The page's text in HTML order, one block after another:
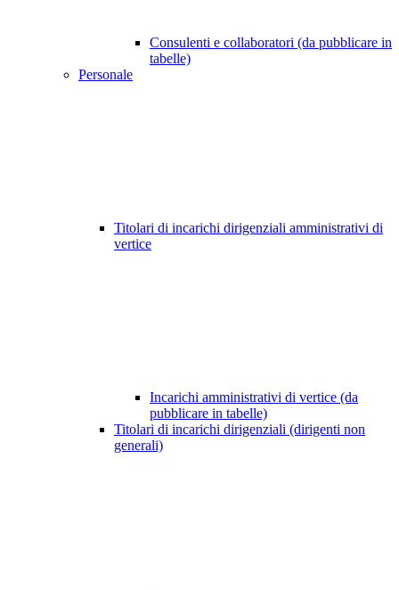
Consulenti e collaboratori (da pubblicare in
tabelle)
Personale
Titolari di incarichi dirigenziali amministrativi di
vertice
Incarichi amministrativi di vertice (da
pubblicare in tabelle)
Titolari di incarichi dirigenziali (dirigenti non
generali)